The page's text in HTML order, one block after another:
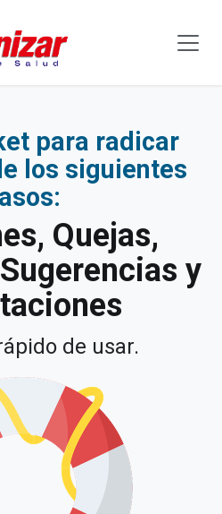
para radicar
los siguientes
Quejas,
y
de usar.